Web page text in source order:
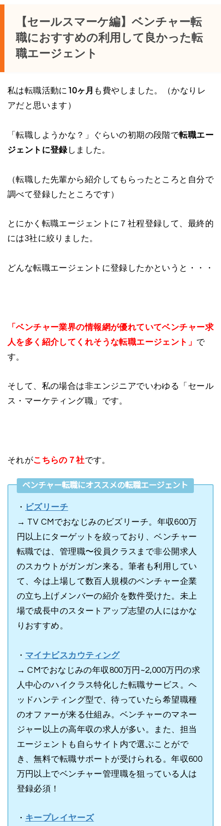
【セールスマーケ編】ベンチャー転
職におすすめの利用して良かった転
職エージェント
私は転職活動に 10ヶ月 も費やしました。（かなりレ
アだと思います）
「転職しようかな？」ぐらいの初期の段階で転職エー
ジェントに登録しました。
（転職した先輩から紹介してもらったところと自分で
調べて登録したところです）
とにかく転職エージェントに７社程登録して、最終的
には3社に絞りました。
どんな転職エージェントに登録したかというと・・・
「ベンチャー業界の情報網が優れていてベンチャー求
人を多く紹介してくれそうな転職エージェント」 で
す。
そして、私の場合は非エンジニアでいわゆる「セール
ス・マーケティング職」です。
それがこちらの７社です。
ベンチャー転職にオススメの転職エージェント
・ ビズリーチ
→ TV CMでおなじみのビズリーチ。年収600万
円以上にターゲットを絞っており、ベンチャー
転職では、管理職〜役員クラスまで非公開求人
のスカウトがガンガン来る。筆者も利用してい
て、今は上場して数百人規模のベンチャー企業
の立ち上げメンバーの紹介を数件受けた。未上
場で成長中のスタートアップ志望の人にはかな
りおすすめ。
・ マイナビスカウティング
→ CMでおなじみの年収800万円~2,000万円の求
人中心のハイクラス特化した転職サービス。ヘ
ッドハンティング型で、待っていたら希望職種
のオファーが来る仕組み。ベンチャーのマネー
ジャー以上の高年収の求人が多い。また、担当
エージェントも自らサイト内で選ぶことがで
き、無料で転職サポートが受けられる。年収600
万円以上でベンチャー管理職を狙っている人は
登録必須！
・ キープレイヤーズ